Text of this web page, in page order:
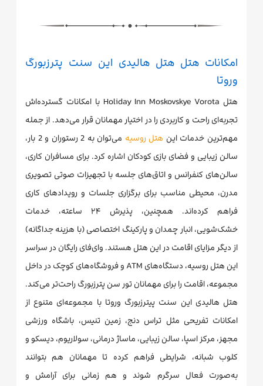
امکانات هتل هتل هالیدی این سنت پترزبورگ
وروتا
هتل Holiday Inn Moskovskye Vorota با امکانات گسترده‌اش
تجربه‌ای راحت و کاربردی را در اختیار مهمانان قرار می‌دهد. از جمله
مهم‌ترین خدمات این هتل روسیه
می‌توان به 2 رستوران و 2 بار،
سالن زیبایی و فضای بازی کودکان اشاره کرد. برای مسافران کاری،
سالن‌های کنفرانس و اتاق‌های جلسه با تجهیزات صوتی تصویری
مدرن، محیطی مناسب برای برگزاری جلسات و رویدادهای کاری
فراهم کرده‌اند. همچنین، پذیرش ۲۴ ساعته، خدمات
خشک‌شویی، انبار چمدان و پارکینگ اختصاصی (با هزینه جداگانه)
از دیگر مزایای اقامت در این هتل هستند. وای‌فای رایگان در سراسر
این هتل روسیه، دستگاه‌های ATM و فروشگاه‌های کوچک در داخل
مجموعه، اقامت را برای مهمانان تور سن پترزبورگ راحت‌تر می‌کند.
هتل هالیدی این سنت پیترزبورگ وروتا با مجموعه‌ای متنوع از
امکانات تفریحی مثل تراس دنج، زمین تنیس، باشگاه ورزشی
مجهز، مرکز اسپا، سالن زیبایی، ماساژ درمانی، سولاریوم، دیسکو و
کلوب شبانه، شرایطی فراهم کرده تا مهمانان هم بتوانند
به‌صورت فعال سرگرم شوند و هم زمانی برای آرامش و